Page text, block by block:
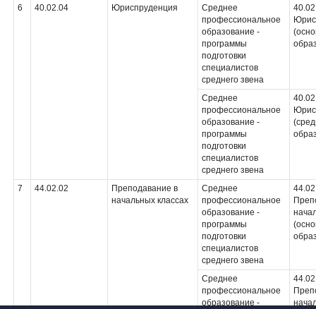
6 40.02.04 Юриспруденция
Среднее
профессиональное
образование -
программы
подготовки
специалистов
среднего звена
Среднее
профессиональное
образование -
программы
подготовки
специалистов
среднего звена
7 44.02.02
Преподавание в
начальных классах
Среднее
профессиональное
образование -
программы
подготовки
специалистов
среднего звена
Среднее
профессиональное
образование -